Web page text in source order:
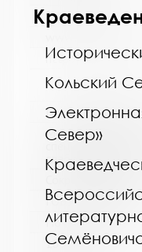
Кольский
Север»
8 (81538) 4-35-
http://
Название
Мурманская
специальная
слабовидящих
ГОБУК МГОСБСС
Почтовый
183052